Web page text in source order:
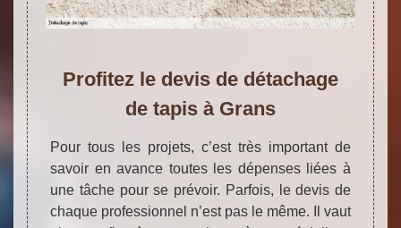
Profitez le devis de détachage
de tapis à Grans
Pour tous les projets, c’est très important de
savoir en avance toutes les dépenses liées à
une tâche pour se prévoir. Parfois, le devis de
chaque professionnel n’est pas le même. Il vaut